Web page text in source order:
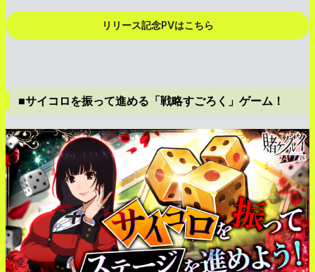
リリース記念PVはこちら
■サイコロを振って進める「戦略すごろく」ゲーム！